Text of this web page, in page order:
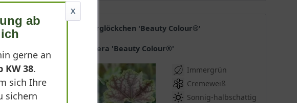
Purpurglöckchen 'Beauty Colour®'
Heuchera 'Beauty Colour®'
Immergrün
Cremeweiß
Sonnig-halbschattig
X
ab
gerne an
KW 38.
sich Ihre
sichern